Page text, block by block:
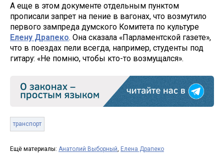
А еще в этом документе отдельным пунктом
прописали запрет на пение в вагонах, что возмутило
первого зампреда думского Комитета по культуре
Елену Драпеко. Она сказала «Парламентской газете»,
что в поездах пели всегда, например, студенты под
гитару: «Не помню, чтобы кто-то возмущался».
транспорт
Ещё материалы: Анатолий Выборный, Елена Драпеко